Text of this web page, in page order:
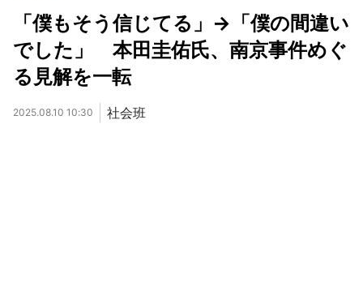
「僕もそう信じてる」→「僕の間違い
でした」 本田圭佑氏、南京事件めぐ
る見解を一転
2025.08.10 10:30 社会班